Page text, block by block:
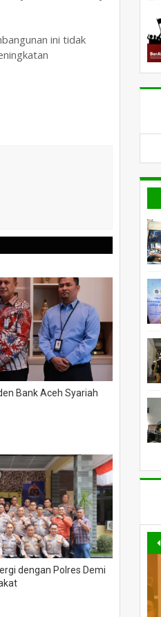
ini tidak
Bank Aceh Syariah
dengan Polres Demi